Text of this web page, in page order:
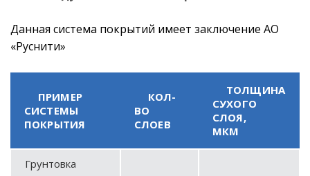
Данная система покрытий имеет заключение АО
«Руснити»
ПРИМЕР
СИСТЕМЫ
ПОКРЫТИЯ
КОЛ-
ВО
СЛОЕВ
ТОЛЩИНА
СУХОГО
СЛОЯ,
МКМ
Грунтовка